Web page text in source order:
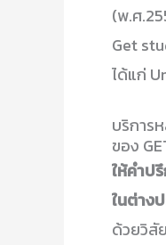
(พ.ศ
Get
ได้แก่
บริการ
ของ
ให้คำป
ในต่าง
ด้วยวิสั